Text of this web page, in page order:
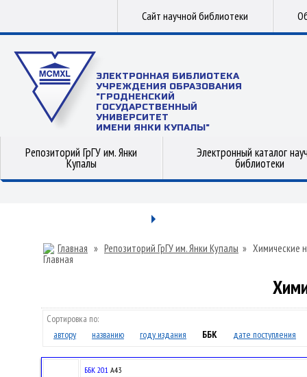
Сайт научной библиотеки
ЭЛЕКТРОННАЯ БИБЛИОТЕКА
УЧРЕЖДЕНИЯ ОБРАЗОВАНИЯ
"ГРОДНЕНСКИЙ
ГОСУДАРСТВЕННЫЙ
УНИВЕРСИТЕТ
ИМЕНИ ЯНКИ КУПАЛЫ"
Репозиторий ГрГУ им. Янки
Купалы
Электронный каталог
библиотеки
Главная » Репозиторий ГрГУ им. Янки Купалы » Химические
Сортировка по:
автору
названию году издания ББК дате поступления
ББК 20.1 А43